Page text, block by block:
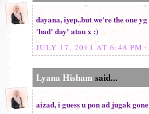
dayana, iyep..but we're the one
'bad' day' atau x :)
JULY 17, 2011 AT 6:48 PM
Lyana Hisham said...
aizad, i guess u pon ad jugak